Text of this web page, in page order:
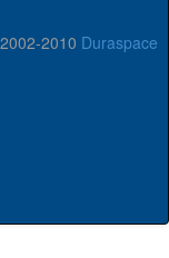
2010 Duraspace